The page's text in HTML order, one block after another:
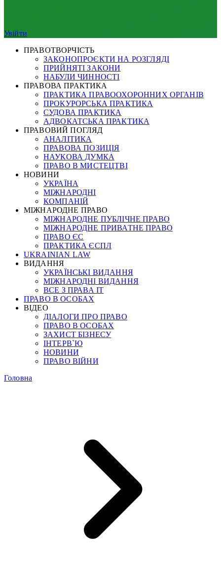
Увійти
ПРАВОТВОРЧІСТЬ
ЗАКОНОПРОЄКТИ НА РОЗГЛЯДІ
ПРИЙНЯТІ ЗАКОНИ
НАБУЛИ ЧИННОСТІ
ПРАВОВА ПРАКТИКА
ПРАКТИКА ПРАВООХОРОННИХ ОРГАНІВ
ПРОКУРОРСЬКА ПРАКТИКА
СУДОВА ПРАКТИКА
АДВОКАТСЬКА ПРАКТИКА
ПРАВОВИЙ ПОГЛЯД
АНАЛІТИКА
ПРАВОВА ПОЗИЦІЯ
НАУКОВА ДУМКА
ПРАВО В МИСТЕЦТВІ
НОВИНИ
УКРАЇНА
МІЖНАРОДНІ
КОМПАНІЙ
МІЖНАРОДНЕ ПРАВО
МІЖНАРОДНЕ ПУБЛІЧНЕ ПРАВО
МІЖНАРОДНЕ ПРИВАТНЕ ПРАВО
ПРАВО ЄС
ПРАКТИКА ЄСПЛ
UKRAINIAN LAW
ВИДАННЯ
УКРАЇНСЬКІ ВИДАННЯ
МІЖНАРОДНІ ВИДАННЯ
ВСЕ З ПРАВА ІТ
ПРАВО В ОСОБАХ
ВІДЕО
ДІАЛОГИ ПРО ПРАВО
ПРАВО В ОСОБАХ
ЗАХИСТ БІЗНЕСУ
ІНТЕРВ`Ю
НОВИНИ
ПРАВО ВІЙНИ
Головна